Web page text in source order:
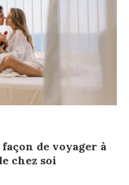
de voyager à
chez soi